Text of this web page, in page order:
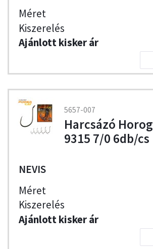
5657-007
Harcsázó Horog
9315 7/0 6db/cs
NEVIS